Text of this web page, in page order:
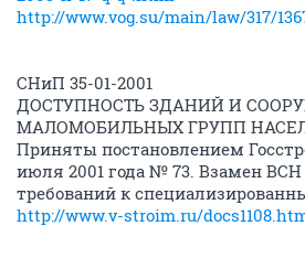
http://www.vog.su/main/law/317/
СНиП 35-01-2001
ДОСТУПНОСТЬ ЗДАНИЙ И
МАЛОМОБИЛЬНЫХ ГРУПП
Приняты постановлением
июля 2001 года № 73. Взамен ВСН
требований к
http://www.v-stroim.ru/